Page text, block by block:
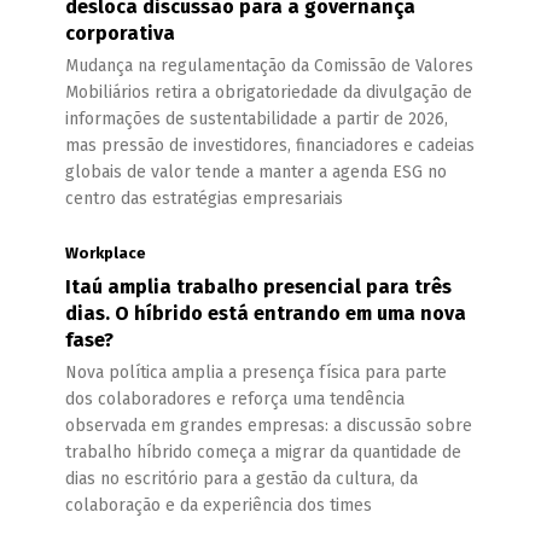
desloca discussão para a governança
corporativa
Mudança na regulamentação da Comissão de Valores
Mobiliários retira a obrigatoriedade da divulgação de
informações de sustentabilidade a partir de 2026,
mas pressão de investidores, financiadores e cadeias
globais de valor tende a manter a agenda ESG no
centro das estratégias empresariais
Workplace
Itaú amplia trabalho presencial para três
dias. O híbrido está entrando em uma nova
fase?
Nova política amplia a presença física para parte
dos colaboradores e reforça uma tendência
observada em grandes empresas: a discussão sobre
trabalho híbrido começa a migrar da quantidade de
dias no escritório para a gestão da cultura, da
colaboração e da experiência dos times